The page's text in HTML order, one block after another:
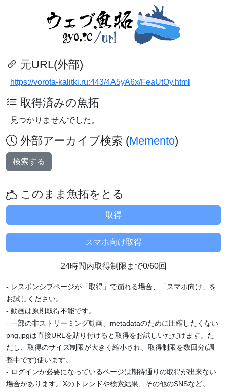
元URL(外部)
https://vorota-kalitki.ru:443/4A5yA6x/FeaUtOy.html
取得済みの魚拓
見つかりませんでした。
外部アーカイブ検索 (Memento)
検索する
このまま魚拓をとる
24時間内取得制限まで0/60回
- レスポンシブページが「取得」で崩れる場合、「スマホ向け」を
お試しください。
- 動画は原則取得不能です。
- 一部の非ストリーミング動画、metadataのために圧縮したくない
png,jpgは直接URLを貼り付けると取得をお試しいただけます。た
だし、取得のサイズ制限が大きく縮小され、取得制限を数回分(調
整中です)使います。
- ログインが必要になっているページは期待通りの取得が出来ない
場合があります。Xのトレンドや検索結果、その他のSNSなど。